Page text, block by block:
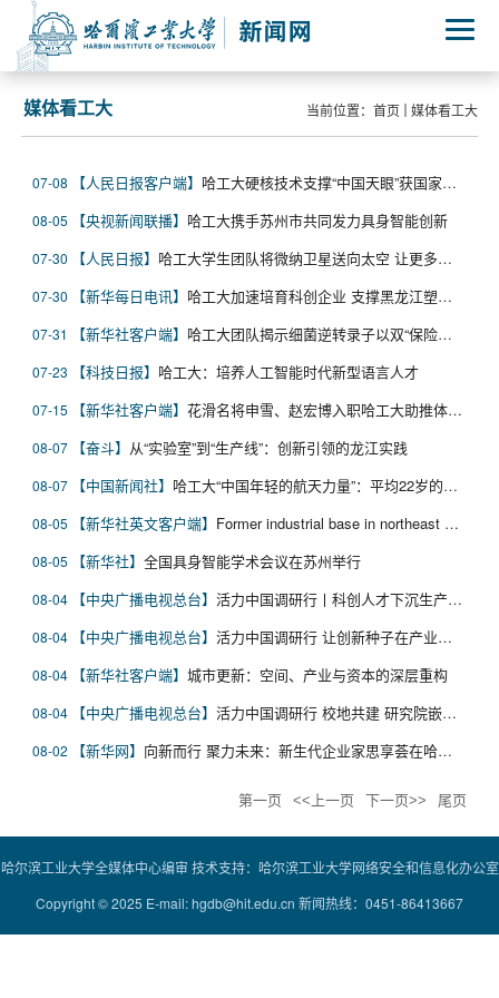
当前位置： 首页 媒体看工大
媒体看工大
07-08 人民日报客户端 哈工大硬核技术支撑“中国天眼”获国家科学技术进步奖一等奖
08-05 央视新闻联播 哈工大携手苏州市共同发力具身智能创新
07-30 人民日报 哈工大学生团队将微纳卫星送向太空 让更多学生参与航天工程实践
07-30 新华每日电讯 哈工大加速培育科创企业 支撑黑龙江塑造智能机器人新质生产力
07-31 新华社客户端 哈工大团队揭示细菌逆转录子以双“保险锁”抵御病毒
07-23 科技日报 哈工大：培养人工智能时代新型语言人才
07-15 新华社客户端 花滑名将申雪、赵宏博入职哈工大助推体教融合
08-07 奋斗 从“实验室”到“生产线”：创新引领的龙江实践
08-07 中国新闻社 哈工大“中国年轻的航天力量”：平均22岁的学生团队送超薄卫星上天
08-05 新华社英文客户端 Former industrial base in northeast China finds new ambition in robotics
08-05 新华社 全国具身智能学术会议在苏州举行
08-04 中央广播电视总台 活力中国调研行丨科创人才下沉生产一线 解码苏州转型升级之路
08-04 中央广播电视总台 活力中国调研行 让创新种子在产业一线开花结果
08-04 新华社客户端 城市更新：空间、产业与资本的深层重构
08-04 中央广播电视总台 活力中国调研行 校地共建 研究院嵌入实训场
08-02 新华网 向新而行 聚力未来：新生代企业家思享荟在哈尔滨举办
第一页 <<上一页 下一页>> 尾页
哈尔滨工业大学全媒体中心编审 技术支持：哈尔滨工业大学网络安全和信息化办公室
Copyright © 2025 E-mail: hgdb@hit.edu.cn 新闻热线：0451-86413667